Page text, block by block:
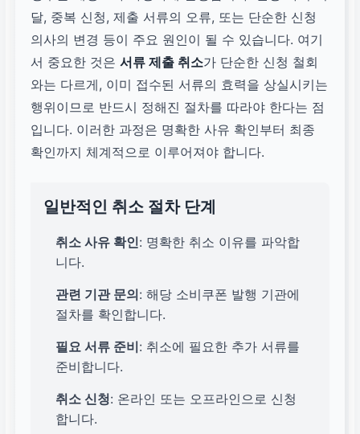
달, 중복 신청, 제출 서류의 오류, 또는 단순한 신청
의사의 변경 등이 주요 원인이 될 수 있습니다. 여기
서 중요한 것은서류 제출 취소가 단순한 신청 철회
와는 다르게, 이미 접수된 서류의 효력을 상실시키는
행위이므로 반드시 정해진 절차를 따라야 한다는 점
입니다. 이러한 과정은 명확한 사유 확인부터 최종
확인까지 체계적으로 이루어져야 합니다.
일반적인 취소 절차 단계
취소 사유 확인: 명확한 취소 이유를 파악합
니다.
관련 기관 문의: 해당 소비쿠폰 발행 기관에
절차를 확인합니다.
필요 서류 준비: 취소에 필요한 추가 서류를
준비합니다.
취소 신청: 온라인 또는 오프라인으로 신청
합니다.